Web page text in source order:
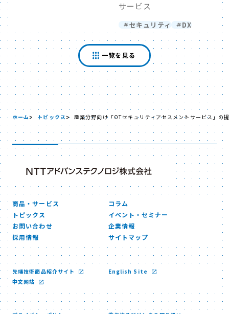
サービス
セキュリティ DX
一覧を見る
ホーム トピックス 産業分野向け「OTセキュリティアセスメントサービス」の
商品・サービス
コラム
トピックス
イベント・セミナー
お問い合わせ
企業情報
採用情報
サイトマップ
先端技術商品紹介サイト
English Site
中文网站